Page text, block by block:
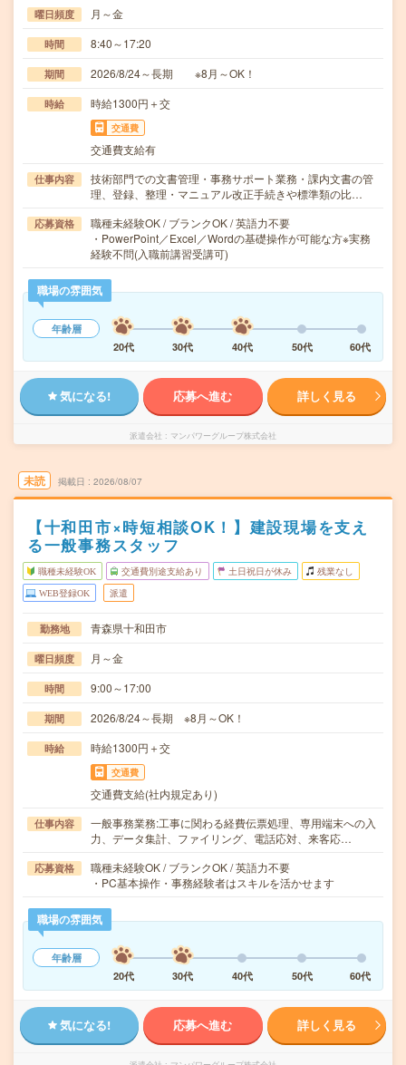
曜日頻度 月～金
時間 8:40～17:20
期間 2026/8/24～長期 ※8月～OK！
時給 時給1300円＋交
交通費
交通費支給有
仕事内容
技術部門での文書管理・事務サポート業務・課内文書の管
理、登録、整理・マニュアル改正手続きや標準類の比…
応募資格
職種未経験OK / ブランクOK / 英語力不要
・PowerPoint／Excel／Wordの基礎操作が可能な方※実務
経験不問(入職前講習受講可)
職場の雰囲気
年齢層
20代
30代 40代 50代 60代
気になる! 応募へ進む 詳しく見る
派遣会社 マンパワーグループ株式会社
未読 掲載日 2026/08/07
【十和田市×時短相談OK！】建設現場を支え
る一般事務スタッフ
職種未経験OK 交通費別途支給あり 土日祝日が休み 残業なし
WEB登録OK 派遣
勤務地 青森県十和田市
曜日頻度 月～金
時間 9:00～17:00
期間 2026/8/24～長期 ※8月～OK！
時給 時給1300円＋交
交通費
交通費支給(社内規定あり)
仕事内容
一般事務業務:工事に関わる経費伝票処理、専用端末への入
力、データ集計、ファイリング、電話応対、来客応…
応募資格
職種未経験OK / ブランクOK / 英語力不要
・PC基本操作・事務経験者はスキルを活かせます
職場の雰囲気
年齢層
20代
30代 40代 50代 60代
気になる! 応募へ進む 詳しく見る